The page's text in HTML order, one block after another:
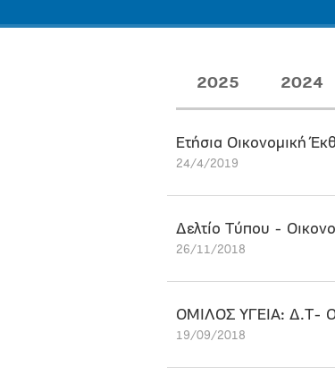
2025 2024
Ετήσια Οικονομική
24/4/2019
Δελτίο Τύπου -
26/11/2018
ΟΜΙΛΟΣ ΥΓΕΙΑ: Δ.Τ-
19/09/2018